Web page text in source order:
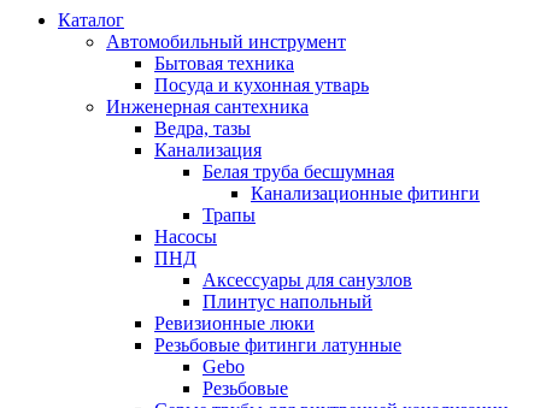
Каталог
Автомобильный инструмент
Бытовая техника
Посуда и кухонная утварь
Инженерная сантехника
Ведра, тазы
Канализация
Белая труба бесшумная
Канализационные фитинги
Трапы
Насосы
ПНД
Аксессуары для санузлов
Плинтус напольный
Ревизионные люки
Резьбовые фитинги латунные
Gebo
Резьбовые